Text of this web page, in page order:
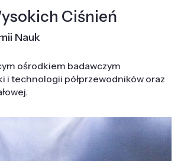
Ciśnień
Nauk
ośrodkiem badawczym
i technologii półprzewodników oraz